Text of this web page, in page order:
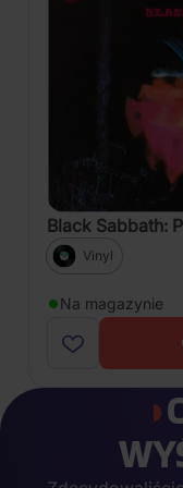
Black Sabbath:
Vinyl
Na magazynie